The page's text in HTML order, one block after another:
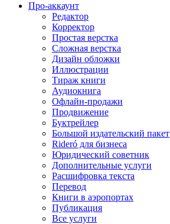
Про-аккаунт
Редактор
Корректор
Простая верстка
Сложная верстка
Дизайн обложки
Иллюстрации
Тираж книги
Аудиокнига
Офлайн-продажи
Продвижение
Буктрейлер
Большой издательский пакет
Rideró для бизнеса
Юридический советник
Дополнительные услуги
Расшифровка текста
Перевод
Книги в аэропортах
Публикация
Все услуги